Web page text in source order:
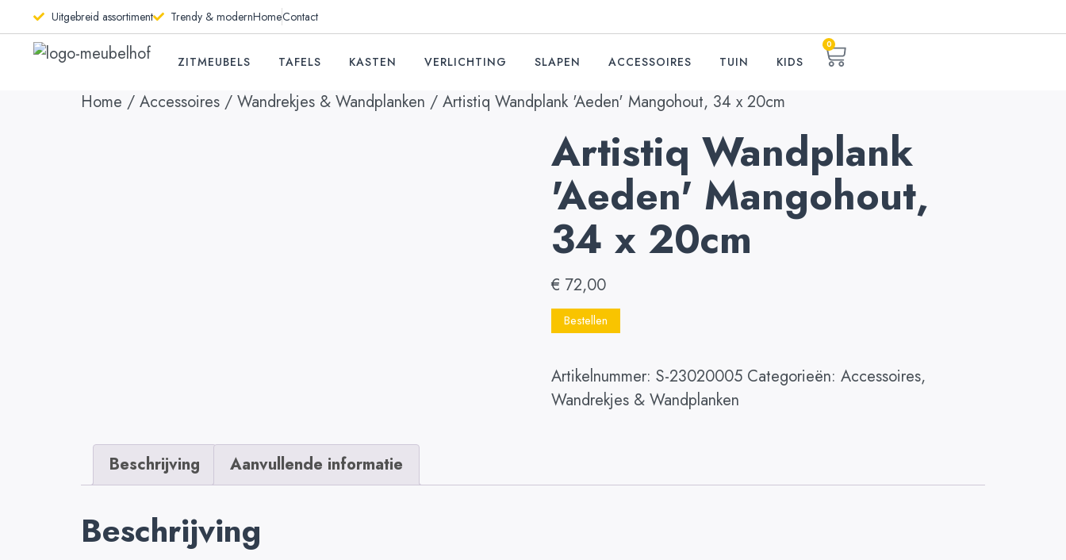
Uitgebreid assortiment Trendy & modernHomeContact
ZITMEUBELS TAFELS KASTEN VERLICHTING SLAPEN ACCESSOIRES TUIN KIDS
0
Home / Accessoires / Wandrekjes & Wandplanken / Artistiq Wandplank 'Aeden' Mangohout, 34 x 20cm
Artistiq Wandplank
'Aeden' Mangohout,
34 x 20cm
€ 72,00
Bestellen
Artikelnummer: S-23020005 Categorieën: Accessoires,
Wandrekjes & Wandplanken
Beschrijving Aanvullende informatie
Beschrijving